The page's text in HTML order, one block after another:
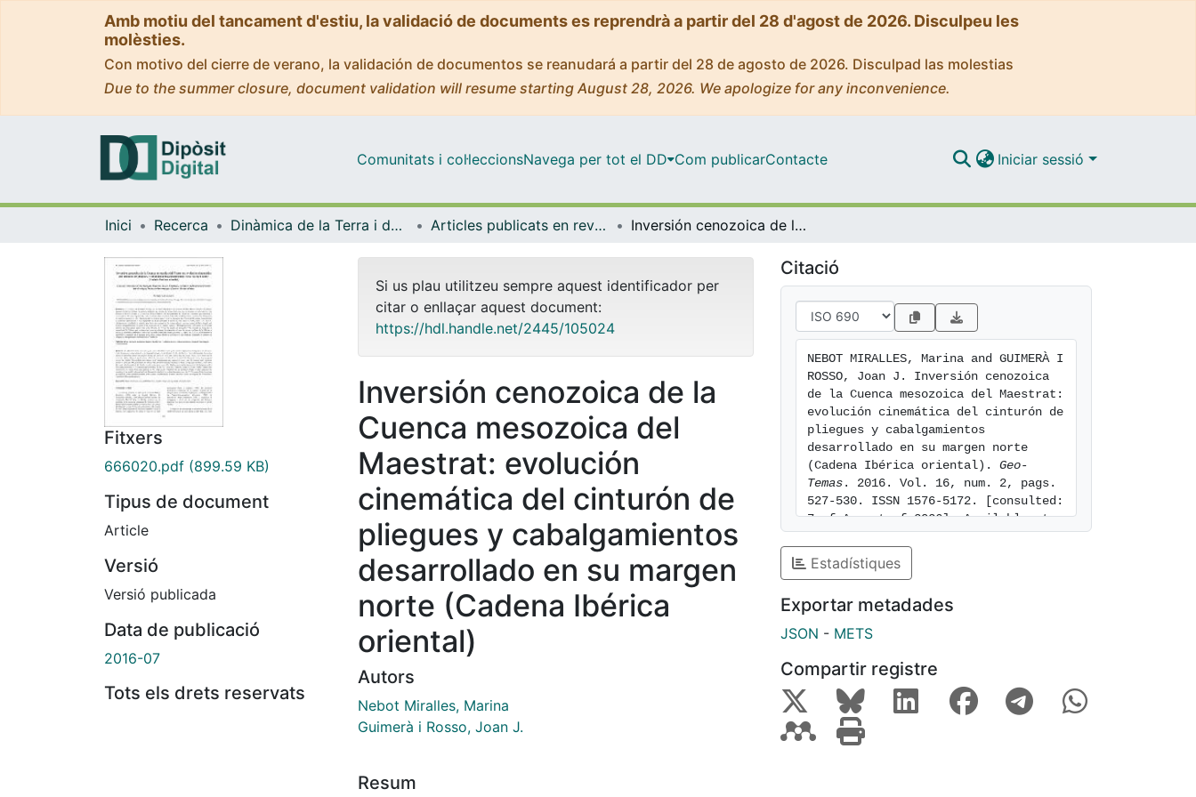
Amb motiu del tancament d'estiu, la validació de documents es reprendrà a partir del 28 d'agost de 2026. Disculpeu les
molèsties.
Con motivo del cierre de verano, la validación de documentos se reanudará a partir del 28 de agosto de 2026. Disculpad las molestias
Due to the summer closure, document validation will resume starting August 28, 2026. We apologize for any inconvenience.
Comunitats i col·leccionsNavega per tot el DD Com publicarContacte Iniciar sessió
Inici Recerca Dinàmica de la Terra i de l'Oceà Articles publicats en revistes (Dinàmica de la Terra i l'Oceà) Inversión cenozoica de la Cuenca mesozoica del Maestrat: evolución cinemática del cinturón de pliegues y cabalgamientos desarrollado en su margen norte (Cadena Ibérica oriental)
Fitxers
666020.pdf (899.59 KB)
Tipus de document
Article
Versió
Versió publicada
Data de publicació
2016-07
Tots els drets reservats
Si us plau utilitzeu sempre aquest identificador per
citar o enllaçar aquest document:
https://hdl.handle.net/2445/105024
Inversión cenozoica de la
Cuenca mesozoica del
Maestrat: evolución
cinemática del cinturón de
pliegues y cabalgamientos
desarrollado en su margen
norte (Cadena Ibérica
oriental)
Autors
Nebot Miralles, Marina
Guimerà i Rosso, Joan J.
Resum
Citació
NEBOT MIRALLES, Marina and GUIMERÀ I
ROSSO, Joan J. Inversión cenozoica
de la Cuenca mesozoica del Maestrat:
evolución cinemática del cinturón de
pliegues y cabalgamientos
desarrollado en su margen norte
(Cadena Ibérica oriental). Geo-
Temas . 2016. Vol. 16, num. 2, pags.
527-530. ISSN 1576-5172. [consulted:
7 of August of 2026]. Available at:
Estadístiques
Exportar metadades
JSON - METS
Compartir registre